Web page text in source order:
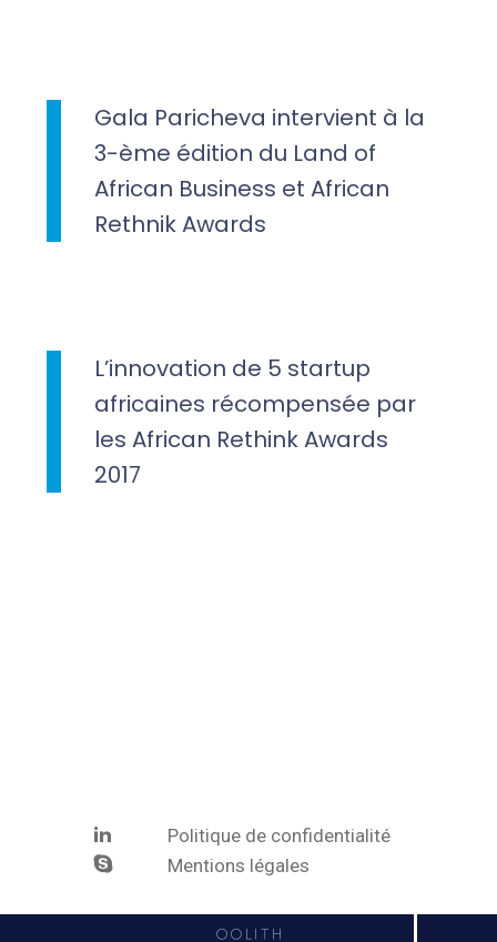
Gala Paricheva intervient à la
3-ème édition du Land of
African Business et African
Rethnik Awards
L’innovation de 5 startup
africaines récompensée par
les African Rethink Awards
2017
Politique de confidentialité
Mentions légales